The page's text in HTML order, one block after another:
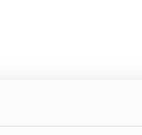
of a significant